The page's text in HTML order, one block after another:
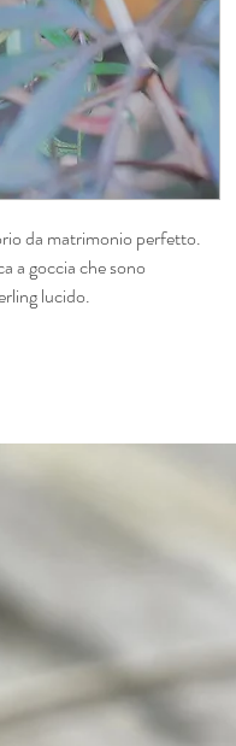
da matrimonio perfetto.
a goccia che sono
lucido.